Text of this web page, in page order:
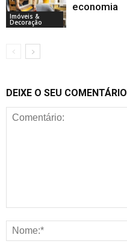
Imóveis &
Decoração
economia
DEIXE O SEU COMENTÁRIO